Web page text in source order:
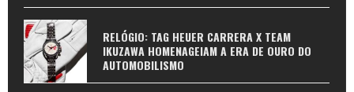
RELÓGIO: TAG HEUER CARRERA X TEAM
IKUZAWA HOMENAGEIAM A ERA DE OURO DO
AUTOMOBILISMO